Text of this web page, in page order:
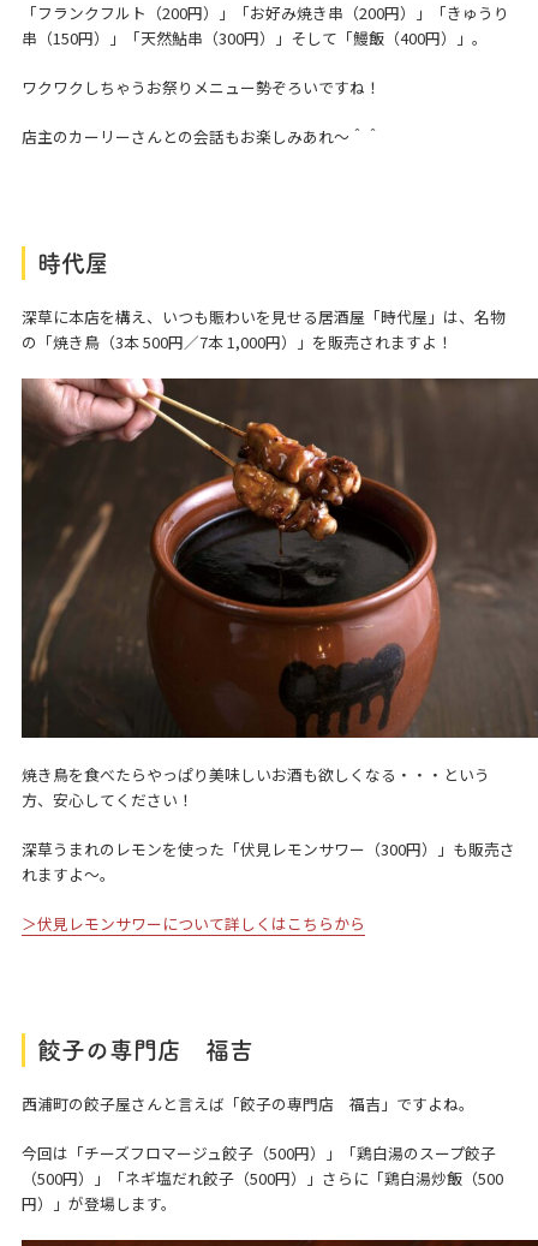
「フランクフルト（200円）」「お好み焼き串（200円）」「きゅうり
串（150円）」「天然鮎串（300円）」そして「鰻飯（400円）」。
ワクワクしちゃうお祭りメニュー勢ぞろいですね！
店主のカーリーさんとの会話もお楽しみあれ～＾＾
時代屋
深草に本店を構え、いつも賑わいを見せる居酒屋「時代屋」は、名物
の「焼き鳥（3本 500円／7本 1,000円）」を販売されますよ！
焼き鳥を食べたらやっぱり美味しいお酒も欲しくなる・・・という
方、安心してください！
深草うまれのレモンを使った「伏見レモンサワー（300円）」も販売さ
れますよ～。
＞伏見レモンサワーについて詳しくはこちらから
餃子の専門店 福吉
西浦町の餃子屋さんと言えば「餃子の専門店 福吉」ですよね。
今回は「チーズフロマージュ餃子（500円）」「鶏白湯のスープ餃子
（500円）」「ネギ塩だれ餃子（500円）」さらに「鶏白湯炒飯（500
円）」が登場します。